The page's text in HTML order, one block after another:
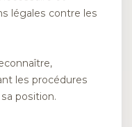
légales contre les
les procédures
position.